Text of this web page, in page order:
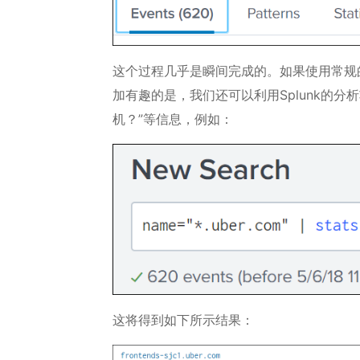
这个过程几乎是瞬间完成的。如果使用常
加有趣的是，我们还可以利用Splunk的分
机？”等信息，例如：
这将得到如下所示结果：